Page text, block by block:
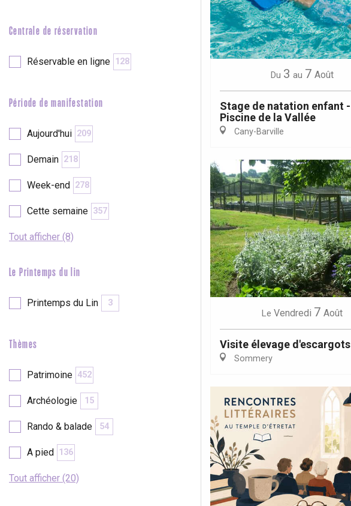
Seine
Forges-les-Eaux
Neufchâtel-en-Bray
Paris 1h30
Centrale de réservation
Réservable en ligne 128
Période de manifestation
Aujourd'hui 209
Demain 218
Week-end 278
Cette semaine 357
Tout afficher (8)
Le Printemps du lin
Printemps du Lin 3
Thèmes
Patrimoine 452
Archéologie 15
Rando & balade 54
A pied 136
Tout afficher (20)
Du 3 au 7 Août
Stage de natation enfant -
Piscine de la Vallée
Cany-Barville
Le Vendredi 7 Août
Visite élevage d'escargots
Sommery